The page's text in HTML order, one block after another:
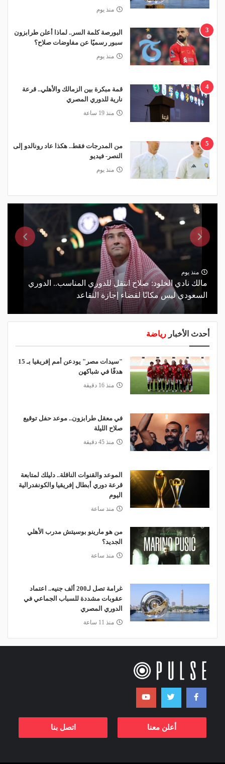
منذ يوم
3
البورصة كلمة السر.. لماذا أعلن طرابزون
سبور رسميًا عن مفاوضات صلاح؟
منذ يوم
4
قمة مبكرة بين الزمالك والأهلي.. قرعة
نارية للدوري المصري
منذ 19 ساعة
5
من المدرجات فقط.. هكذا عاد رونالدو إلى
النصر- فيديو
منذ يوم
منذ يوم
مالك نادي الخلود: صلاح انتقل للدوري المناسب.. الدوري
السعودي ليس مكانًا لقضاء إجازة التقاعد
أحدث الأخبار رياضة
"سيدات مصر" يودعن أمم إفريقيا بـ 15
هدفًا في شباكهن
منذ 16 دقيقة
في معقل طرابزون.. موعد حفل توقيع
صلاح الليلة
منذ 45 دقيقة
الموعد والقنوات الناقلة.. دليلك لمتابعة
قرعة دوري أبطال إفريقيا والكونفدرالية
اليوم
منذ ساعة
من هو مارينو بوسيتش مدرب الأهلي
الجديد؟
منذ ساعة
غرامة تصل لـ200 ألف جنيه.. اعتماد
عقوبات مشددة للسباب الجماعي في
الدوري المصري
منذ 11 ساعة
أعلن معنا اتصل بنا